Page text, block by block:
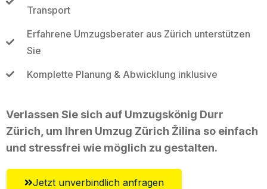
Transport
Erfahrene Umzugsberater aus Zürich unterstützen
Sie
Komplette Planung & Abwicklung inklusive
Verlassen Sie sich auf Umzugskönig Durr
Zürich, um Ihren Umzug Zürich Žilina so einfach
und stressfrei wie möglich zu gestalten.
Jetzt unverbindlich anfragen